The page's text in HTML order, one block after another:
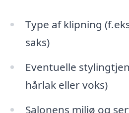
Type af klipning
saks)
Eventuelle
hårlak eller voks)
Salonens miljø og